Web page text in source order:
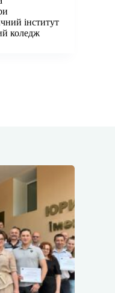
інститут
коледж